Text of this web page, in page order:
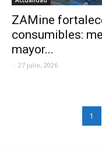
ZAMine
consumibles:
mayor...
- 27 julio, 2026
1